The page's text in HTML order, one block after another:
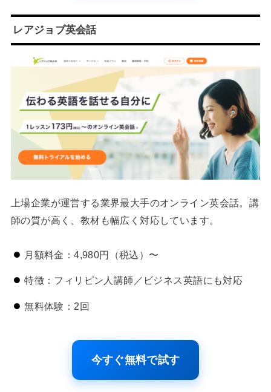
レアジョブ英会話
上場企業が運営する業界最大手のオンライン英会話。講
師の質が高く、教材も幅広く対応しています。
月額料金：4,980円（税込）〜
特徴：フィリピン人講師／ビジネス英語にも対応
無料体験：2回
今すぐ無料で試す